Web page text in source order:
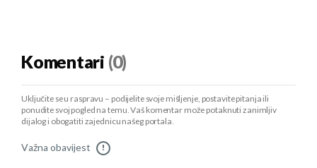
Komentari (0)
Uključite se u raspravu – podijelite svoje mišljenje, postavite pitanja ili
ponudite svoj pogled na temu. Vaš komentar može potaknuti zanimljiv
dijalog i obogatiti zajednicu našeg portala.
Važna obavijest !